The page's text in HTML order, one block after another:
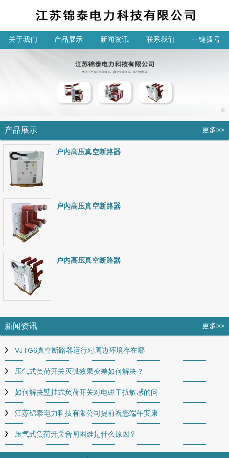
关于我们 产品展示 新闻资讯 联系我们 一键拨号
产品展示 更多>>
户内高压真空断路器
户内高压真空断路器
户内高压真空断路器
新闻资讯 更多>>
VJTG6真空断路器运行对周边环境存在哪
压气式负荷开关灭弧效果变差如何解决？
如何解决壁挂式负荷开关对电磁干扰敏感的问
江苏锦泰电力科技有限公司提前祝您端午安康
压气式负荷开关合闸困难是什么原因？